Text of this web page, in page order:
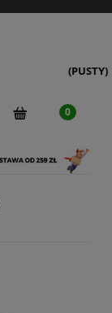
(PUSTY)